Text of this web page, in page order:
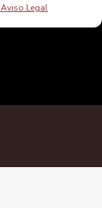
Aviso Legal